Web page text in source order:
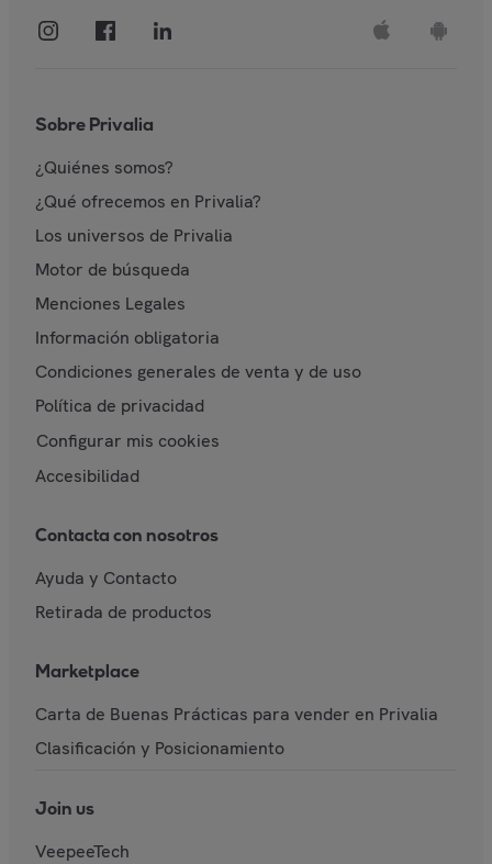
Sobre Privalia
¿Quiénes somos?
¿Qué ofrecemos en Privalia?
Los universos de Privalia
Motor de búsqueda
Menciones Legales
Información obligatoria
Condiciones generales de venta y de uso
Política de privacidad
Configurar mis cookies
Accesibilidad
Contacta con nosotros
Ayuda y Contacto
Retirada de productos
Marketplace
Carta de Buenas Prácticas para vender en Privalia
Clasificación y Posicionamiento
Join us
VeepeeTech